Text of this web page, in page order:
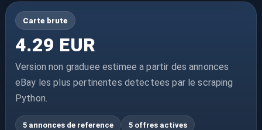
Carte brute
4.29 EUR
Version non graduee estimee a partir des annonces
eBay les plus pertinentes detectees par le scraping
Python.
5 annonces de reference 5 offres actives